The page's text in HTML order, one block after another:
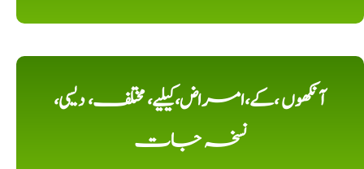
آنکھوں ،کے،امراض،کیلیے، مختلف، دیسی،
نسخہ جات